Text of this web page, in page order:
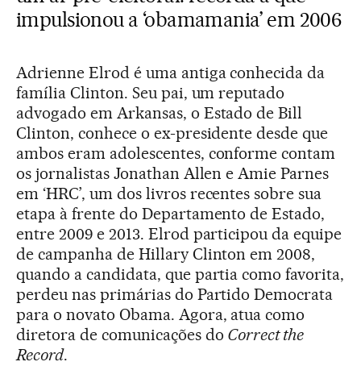
impulsionou a ‘obamamania’ em 2006
Adrienne Elrod é uma antiga conhecida da
família Clinton. Seu pai, um reputado
advogado em Arkansas, o Estado de Bill
Clinton, conhece o ex-presidente desde que
ambos eram adolescentes, conforme contam
os jornalistas Jonathan Allen e Amie Parnes
em ‘HRC’, um dos livros recentes sobre sua
etapa à frente do Departamento de Estado,
entre 2009 e 2013. Elrod participou da equipe
de campanha de Hillary Clinton em 2008,
quando a candidata, que partia como favorita,
perdeu nas primárias do Partido Democrata
para o novato Obama. Agora, atua como
diretora de comunicações do Correct the
Record.